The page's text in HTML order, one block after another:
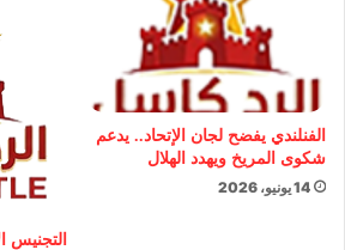
الفنلندي يفضح لجان الإتحاد.. يدعم
شكوى المريخ ويهدد الهلال
14 يونيو، 2026
التجنيس